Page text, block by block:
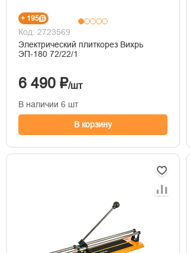
+ 195
Код: 2723569
Электрический плиткорез Вихрь
ЭП-180 72/22/1
6 490 ₽/шт
В наличии 6 шт
В корзину